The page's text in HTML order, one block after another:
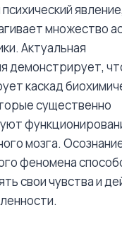
явление,
множество
Актуальная
демонстрирует,
каскад
существенно
мозга.
феномена
свои чувства и